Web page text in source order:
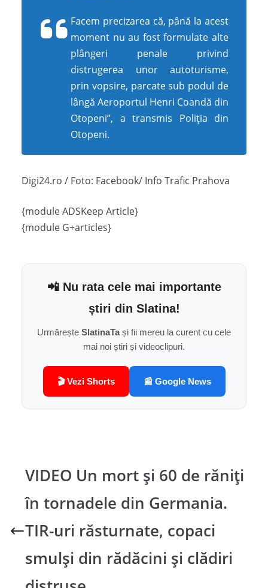
Facem precizarea că, până la acest
moment nu au fost formulate alte
plângeri penale privind
distrugerea unor autoturisme,
prin vopsire, parcate sub podul de
lângă Aeroportul Henri Coandă din
Otopeni”, a transmis Poliția din
Otopeni.
Digi24.ro / Foto: Facebook/ Info Trafic Prahova
{module ADSKeep Article}
{module G+articles}
📲 Nu rata cele mai importante
știri din Slatina!
Urmărește SlatinaTași fii mereu la curent cu cele
mai noi știri și videoclipuri.
🎬 Vezi Shorts 📰 Google News
VIDEO Un mort și 60 de răniți
în tornadele din Germania.
TIR-uri răsturnate, copaci
smulși din rădăcini și clădiri